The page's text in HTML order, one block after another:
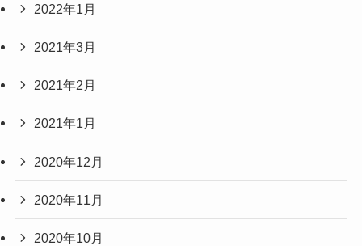
2022年1月
2021年3月
2021年2月
2021年1月
2020年12月
2020年11月
2020年10月